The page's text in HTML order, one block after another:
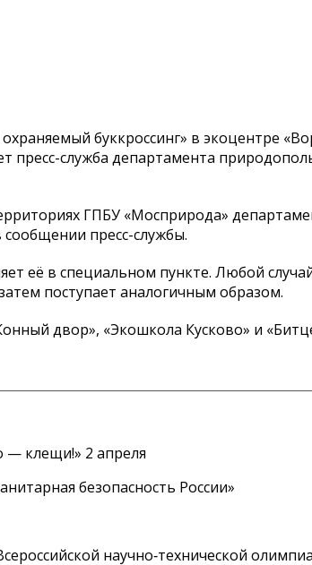
буккроссинг» в экоцентре
пресс-служба департамента
ГПБУ «Мосприрода»
пресс-службы.
её в специальном пункте. Любой
поступает аналогичным образом.
двор», «Экошкола Кусково» и
— клещи!» 2 апреля
безопасность России»
научно‑технической